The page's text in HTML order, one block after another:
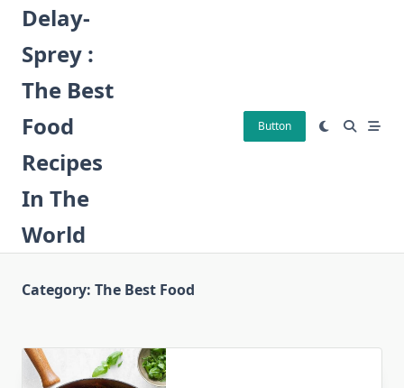
Skip
content
Delay-
Sprey :
The Best
Food
Recipes
In The
World
Button
Category: The Best Food